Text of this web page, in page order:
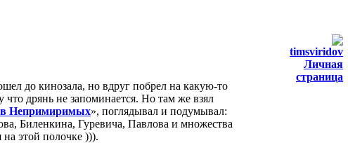
timsviridov
Личная
страница
до кинозала, но вдруг побрел на какую-то
дрянь не запоминается. Но там же взял
Непримиримых», поглядывал и подумывал:
Биленкина, Гуревича, Павлова и множества
на этой полочке ))).